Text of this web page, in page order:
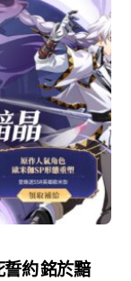
誓約 銘於黯